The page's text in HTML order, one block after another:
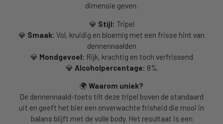
dimensie geven.
💎 Stijl: Tripel
💎 Smaak: Vol, kruidig en bloemig met een frisse hint van
dennennaalden
💎 Mondgevoel: Rijk, krachtig en toch verfrissend
💎 Alcoholpercentage: 8%
🌍 Waarom uniek?
De dennennaald-toets tilt deze tripel boven de standaard
uit en geeft het bier een onverwachte frisheid die mooi in
balans blijft met de volle body. Het resultaat is een